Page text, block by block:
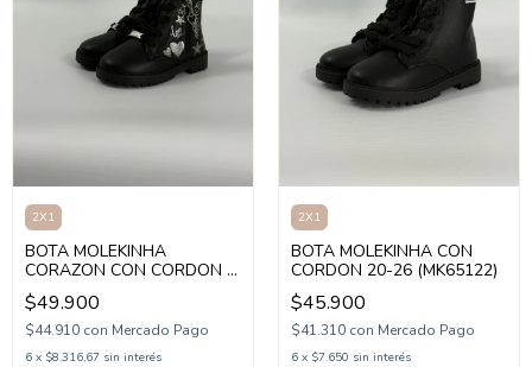
2X1
BOTA MOLEKINHA
CORAZON CON CORDON Y
CIERRE 20-26 (MK65342)
$49.900
$44.910 con Mercado Pago
6 x $8.316,67 sin interés
2X1
BOTA MOLEKINHA CON
CORDON 20-26 (MK65122)
$45.900
$41.310 con Mercado Pago
6 x $7.650 sin interés